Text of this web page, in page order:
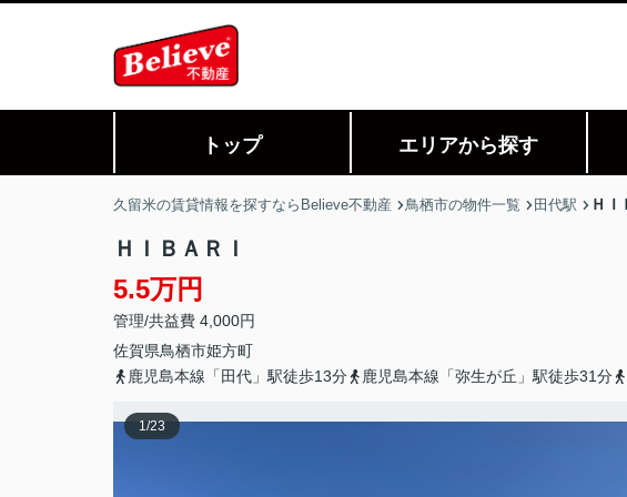
トップ エリアから探す
久留米の賃貸情報を探すならBelieve不動産 鳥栖市の物件一覧 田代駅 ＨＩ
ＨＩＢＡＲＩ
5.5万円
管理/共益費 4,000円
佐賀県鳥栖市姫方町
鹿児島本線「田代」駅徒歩13分
鹿児島本線「弥生が丘」駅徒歩31分
1/23